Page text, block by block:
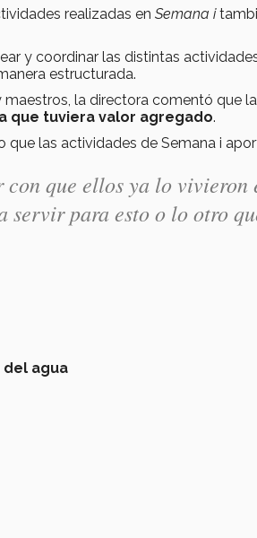
realizadas en Semana i
y coordinar las distintas
estructurada.
la directora comentó que
que tuviera valor agregado.
las actividades de Semana i
que ellos ya lo vivieron
servir para esto o lo otro
del agua